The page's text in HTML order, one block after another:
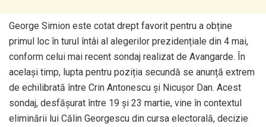
George Simion este cotat drept favorit pentru a obține
primul loc în turul întâi al alegerilor prezidențiale din 4 mai,
conform celui mai recent sondaj realizat de Avangarde. În
același timp, lupta pentru poziția secundă se anunță extrem
de echilibrată între Crin Antonescu și Nicușor Dan. Acest
sondaj, desfășurat între 19 și 23 martie, vine în contextul
eliminării lui Călin Georgescu din cursa electorală, decizie